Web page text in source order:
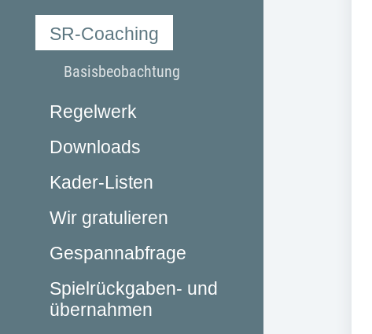
SR-Coaching
Basisbeobachtung
Regelwerk
Downloads
Kader-Listen
Wir gratulieren
Gespannabfrage
Spielrückgaben- und
übernahmen